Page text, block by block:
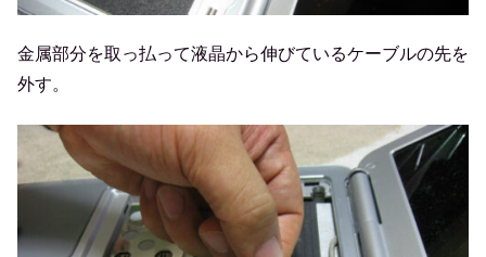
金属部分を取っ払って液晶から伸びているケーブルの先を
外す。